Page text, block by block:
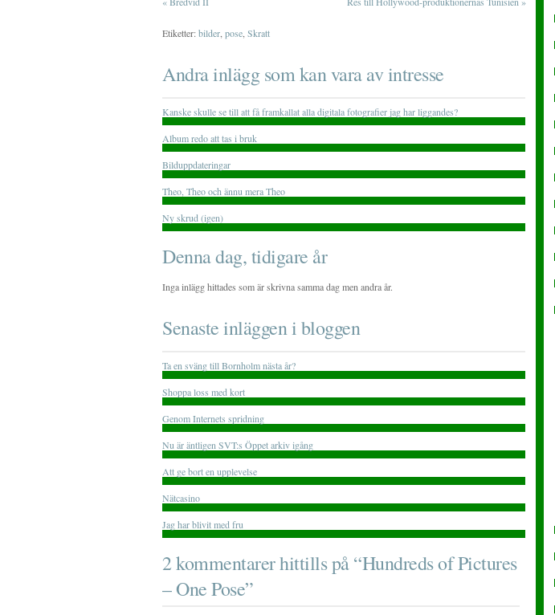
Etiketter:bilder pose Skratt
Andra inlägg som kan vara av intresse
Kanske skulle se till att få framkallat alla digitala fotografier jag har liggandes?
Album redo att tas i bruk
Bilduppdateringar
Theo, Theo och ännu mera Theo
Ny skrud (igen)
Denna dag, tidigare år
Inga inlägg hittades som är skrivna samma dag men andra år.
Senaste inläggen i bloggen
Ta en sväng till Bornholm nästa år?
Shoppa loss med kort
Genom Internets spridning
Nu är äntligen SVT:s Öppet arkiv igång
Att ge bort en upplevelse
Nätcasino
Jag har blivit med fru
2 kommentarer hittills på “Hundreds of Pictures
– One Pose”